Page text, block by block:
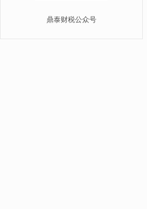
鼎泰财税公众号